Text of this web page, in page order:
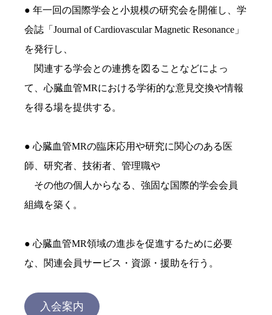
● 年一回の国際学会と小規模の研究会を開催し、学
会誌「Journal of Cardiovascular Magnetic Resonance」
を発行し、
関連する学会との連携を図ることなどによっ
て、心臓血管MRにおける学術的な意見交換や情報
を得る場を提供する。
● 心臓血管MRの臨床応用や研究に関心のある医
師、研究者、技術者、管理職や
その他の個人からなる、強固な国際的学会会員
組織を築く。
● 心臓血管MR領域の進歩を促進するために必要
な、関連会員サービス・資源・援助を行う。
入会案内